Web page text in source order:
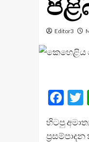
Editor3
හිටපු